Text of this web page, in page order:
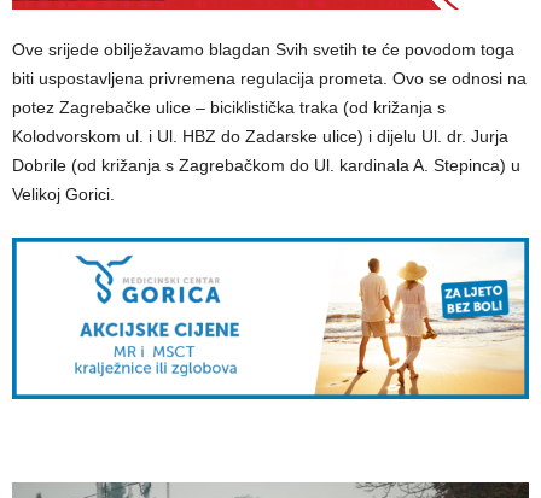
Ove srijede obilježavamo blagdan Svih svetih te će povodom toga
biti uspostavljena privremena regulacija prometa. Ovo se odnosi na
potez Zagrebačke ulice – biciklistička traka (od križanja s
Kolodvorskom ul. i Ul. HBZ do Zadarske ulice) i dijelu Ul. dr. Jurja
Dobrile (od križanja s Zagrebačkom do Ul. kardinala A. Stepinca) u
Velikoj Gorici.